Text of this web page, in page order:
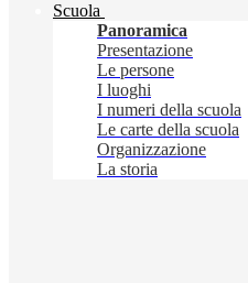
Scuola
Panoramica
Presentazione
Le persone
I luoghi
I numeri della scuola
Le carte della scuola
Organizzazione
La storia